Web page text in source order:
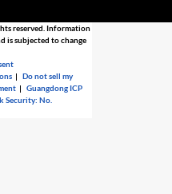
reserved. Information
is subjected to change
|Do not sell my
|Guangdong ICP
Security: No.